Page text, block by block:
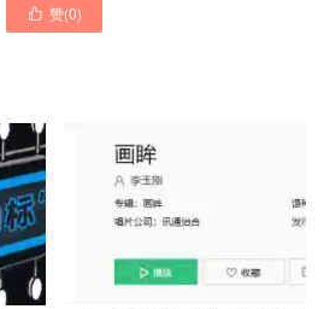
 赞(0)